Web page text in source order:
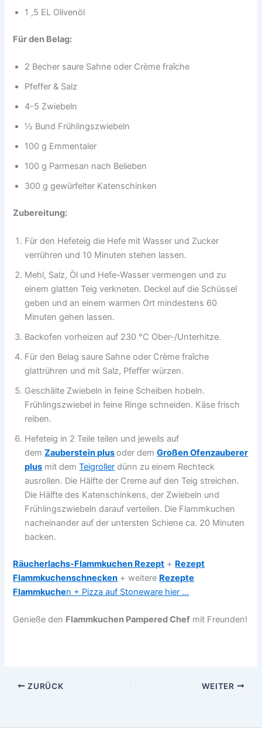
1 ,5 EL Olivenöl
Für den Belag:
2 Becher saure Sahne oder Crème fraîche
Pfeffer & Salz
4-5 Zwiebeln
½ Bund Frühlingszwiebeln
100 g Emmentaler
100 g Parmesan nach Belieben
300 g gewürfelter Katenschinken
Zubereitung:
Für den Hefeteig die Hefe mit Wasser und Zucker
verrühren und 10 Minuten stehen lassen.
Mehl, Salz, Öl und Hefe-Wasser vermengen und zu
einem glatten Teig verkneten. Deckel auf die Schüssel
geben und an einem warmen Ort mindestens 60
Minuten gehen lassen.
Backofen vorheizen auf 230 °C Ober-/Unterhitze.
Für den Belag saure Sahne oder Crème fraîche
glattrühren und mit Salz, Pfeffer würzen.
Geschälte Zwiebeln in feine Scheiben hobeln.
Frühlingszwiebel in feine Ringe schneiden. Käse frisch
reiben.
Hefeteig in 2 Teile teilen und jeweils auf
demZauberstein plusoder demGroßen Ofenzauberer
plus mit demTeigroller dünn zu einem Rechteck
ausrollen. Die Hälfte der Creme auf den Teig streichen.
Die Hälfte des Katenschinkens, der Zwiebeln und
Frühlingszwiebeln darauf verteilen. Die Flammkuchen
nacheinander auf der untersten Schiene ca. 20 Minuten
backen.
Räucherlachs-Flammkuchen Rezept + Rezept
Flammkuchenschnecken + weitere Rezepte
Flammkuchen + Pizza auf Stoneware hier …
Genieße den Flammkuchen Pampered Chef mit Freunden!
ZURÜCK WEITER